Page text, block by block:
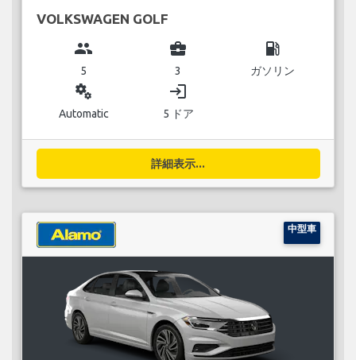
VOLKSWAGEN GOLF
group
5
business_center
3
local_gas_station
ガソリン
miscellaneous_services
Automatic
login
5 ドア
詳細表示...
中型車